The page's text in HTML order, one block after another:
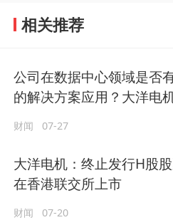
职的实控人原配偶，作
上市公司实控人和大
SH）到长春高新（
变引发的股价地震屡见
作为上市公司的中小
(编辑：韩兢)
# 信披 #大洋电机 #实
相关推荐
公司在数据中心领域是否
的解决方案应用？大洋电
财闻 07-27
大洋电机：终止发行H股
在香港联交所上市
财闻 07-20